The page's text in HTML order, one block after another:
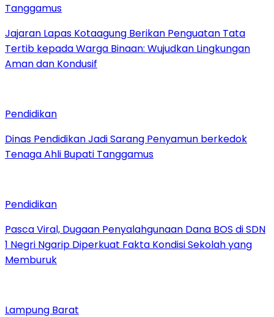
Tanggamus
Jajaran Lapas Kotaagung Berikan Penguatan Tata
Tertib kepada Warga Binaan: Wujudkan Lingkungan
Aman dan Kondusif
Pendidikan
Dinas Pendidikan Jadi Sarang Penyamun berkedok
Tenaga Ahli Bupati Tanggamus
Pendidikan
Pasca Viral, Dugaan Penyalahgunaan Dana BOS di SDN
1 Negri Ngarip Diperkuat Fakta Kondisi Sekolah yang
Memburuk
Lampung Barat